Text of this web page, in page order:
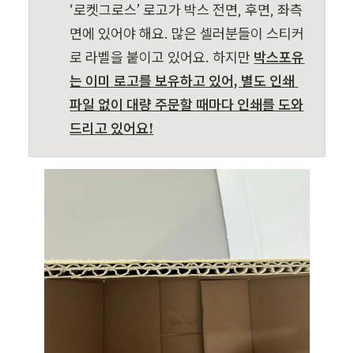
‘로켓그로스’ 로고가 박스 전면, 후면, 좌측
면에 있어야 해요. 많은 셀러분들이 스티커
로 라벨을 붙이고 있어요. 하지만 박스포유
는 이미 로고를 보유하고 있어, 별도 인쇄
파일 없이 대량 주문할 때마다 인쇄를 도와
드리고 있어요!